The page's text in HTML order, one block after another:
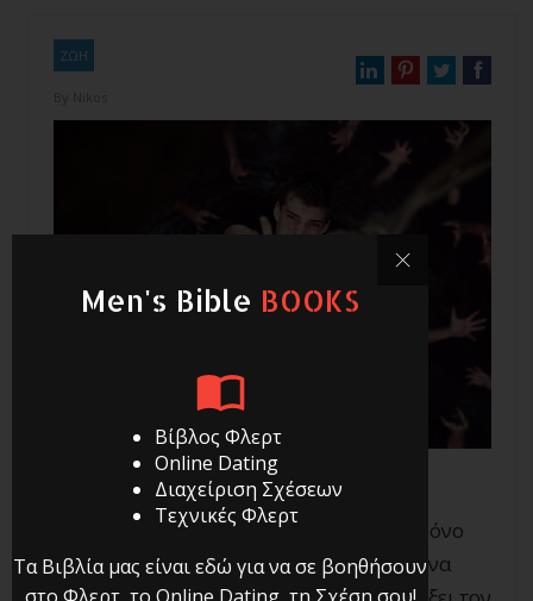
ΖΩΗ
Πως γίνεται να θεωρείται η αλλαγή το μόνο
σταθερό πράγμα στη ζωή και ταυτόχρονα
Men's Bible BOOKS
Βίβλος Φλερτ
Online Dating
Διαχείριση Σχέσεων
Τεχνικές Φλερτ
Τα Βιβλία μας είναι εδώ για να σε βοηθήσουν